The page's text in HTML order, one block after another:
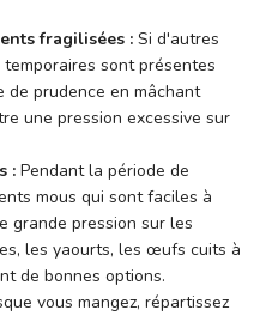
fragilisées : Si d'autres
sont présentes
de prudence en mâchant
une pression excessive sur
: Pendant la période de
mous qui sont faciles à
grande pression sur les
les yaourts, les œufs cuits à
de bonnes options.
vous mangez, répartissez